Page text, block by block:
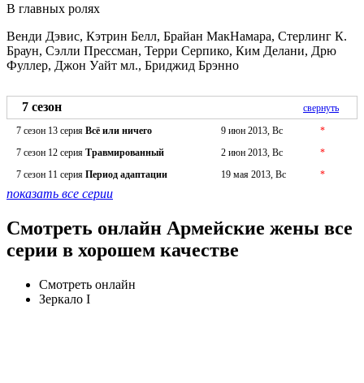
В главных ролях
Венди Дэвис, Кэтрин Белл, Брайан МакНамара, Стерлинг К.
Браун, Сэлли Прессман, Терри Серпико, Ким Делани, Дрю
Фуллер, Джон Уайт мл., Бриджид Брэнно
7 сезон
свернуть
7 сезон 13 серия Всё или ничего 9 июн 2013, Вс
*
7 сезон 12 серия Травмированный 2 июн 2013, Вс
*
7 сезон 11 серия Период адаптации 19 мая 2013, Вс *
показать все серии
Смотреть онлайн Армейские жены все
серии в хорошем качестве
Смотреть онлайн
Зеркало I